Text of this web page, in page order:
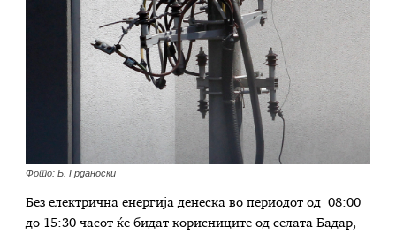
Фото: Б. Грданоски
Без електрична енергија денеска во периодот од 08:00
до 15:30 часот ќе бидат корисниците од селата Бадар,